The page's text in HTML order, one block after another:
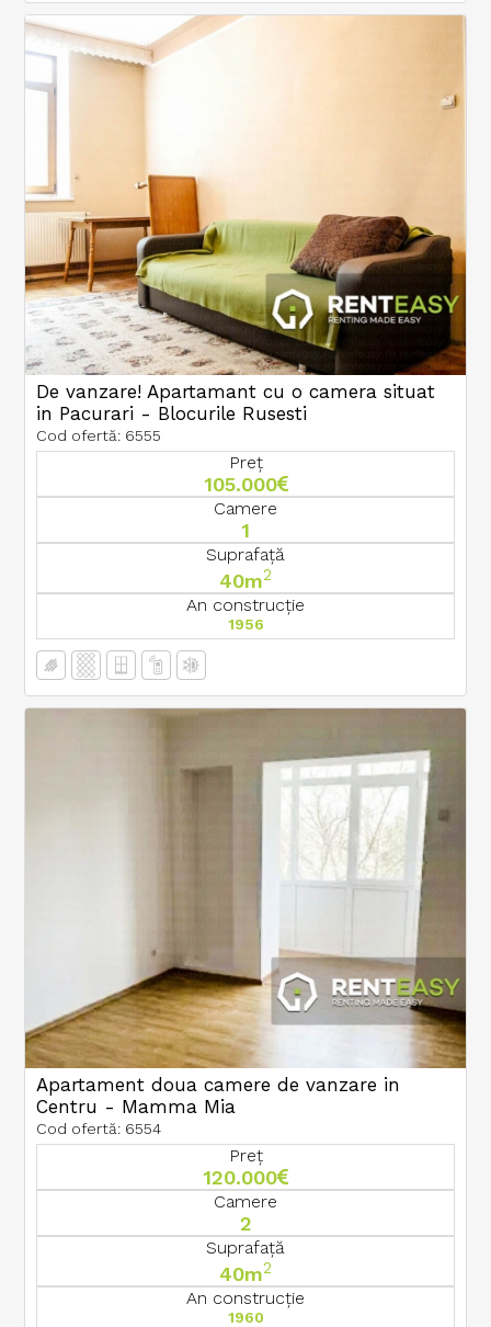
De vanzare! Apartamant cu o camera situat
in Pacurari - Blocurile Rusesti
Cod ofertă: 6555
Preț
105.000
Camere
1
Suprafață
40m2
An construcție
1956
Apartament doua camere de vanzare in
Centru - Mamma Mia
Cod ofertă: 6554
Preț
120.000
Camere
2
Suprafață
40m2
An construcție
1960